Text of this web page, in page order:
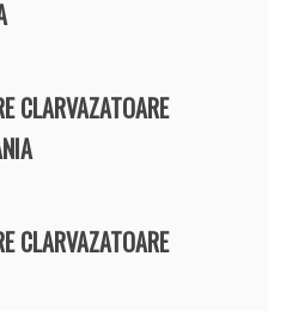
CLARVAZATOARE
CLARVAZATOARE